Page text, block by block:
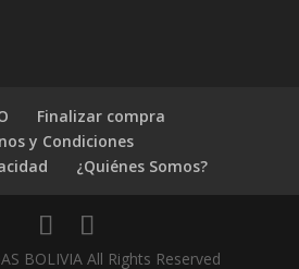
Finalizar compra
y Condiciones
¿Quiénes Somos?
BOLIVIA All Rights Reserved